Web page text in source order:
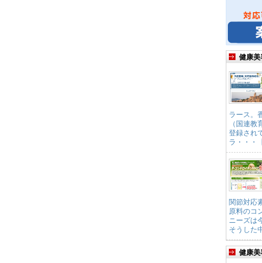
健康
ラース。
（国連
登録され
ラ・・・
関節対応
原料のコ
ニーズは
そうした
健康